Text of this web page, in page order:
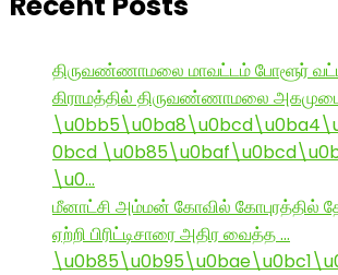
திருவண்ணாமலை மாவட்டம் போளூர்
கிராமத்தில் திருவண்ணாமலை
0bcd
\u0…
மீனாட்சி அம்மன் கோவில் கோபுரத்தில்
ஏற்றி பிரிட்டிசாரை அதிர வைத்த …